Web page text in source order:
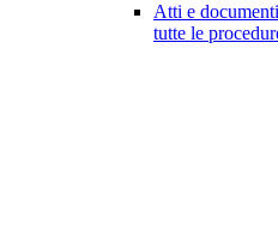
Atti e
tutte le